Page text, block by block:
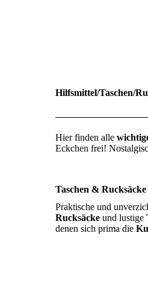
Hilfsmittel/Taschen/
Hier finden alle
Eckchen frei!
Taschen & Rucksäcke
Praktische und
Rucksäcke und lustige
denen sich prima die